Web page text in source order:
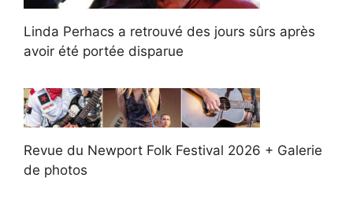
Linda Perhacs a retrouvé des jours sûrs après
avoir été portée disparue
Revue du Newport Folk Festival 2026 + Galerie
de photos